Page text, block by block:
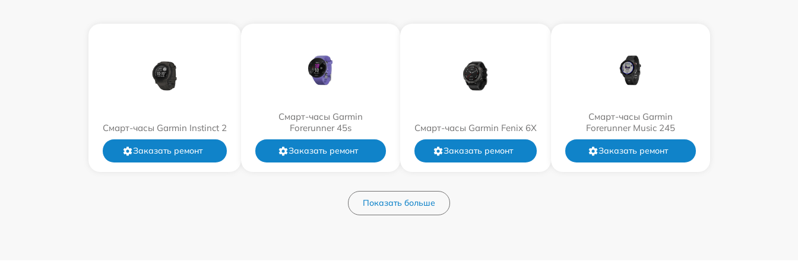
Смарт-часы Garmin Instinct 2
Заказать ремонт
Смарт-часы Garmin
Forerunner 45s
Заказать ремонт
Смарт-часы Garmin Fenix 6X
Заказать ремонт
Смарт-часы Garmin
Forerunner Music 245
Заказать ремонт
Показать больше